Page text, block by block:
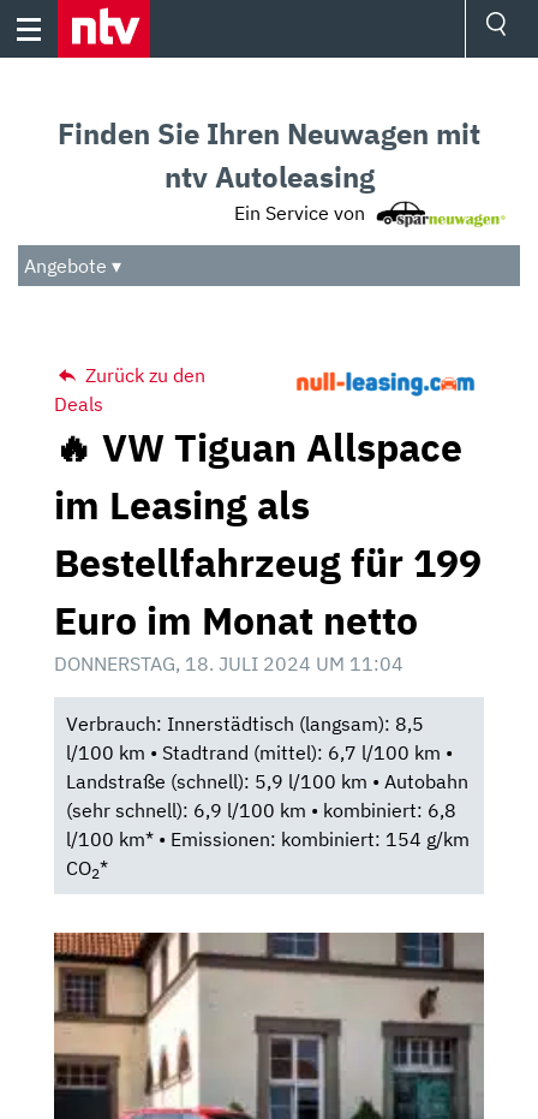
Skip
Audio
Das Beste
Finden Sie Ihren Neuwagen mit
ntv Autoleasing
Ein Service von
Angebote ▾
Zurück zu den
Deals
🔥 VW Tiguan Allspace
im Leasing als
Bestellfahrzeug für 199
Euro im Monat netto
DONNERSTAG, 18. JULI 2024 UM 11:04
Verbrauch: Innerstädtisch (langsam): 8,5
l/100 km • Stadtrand (mittel): 6,7 l/100 km •
Landstraße (schnell): 5,9 l/100 km • Autobahn
(sehr schnell): 6,9 l/100 km • kombiniert: 6,8
l/100 km* • Emissionen: kombiniert: 154 g/km
CO2*